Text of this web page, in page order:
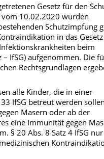
Gesetz für den
vom 10.02.2020 wurden
Schutzimpfung
in das
beim
IfSG) aufgenommen. Die
Rechtsgrundlagen
alle Kinder, die in einer
IfSG betreut werden
Masern oder ab der
eine Immunität gegen
§ 20 Abs. 8 Satz 4 IfSG